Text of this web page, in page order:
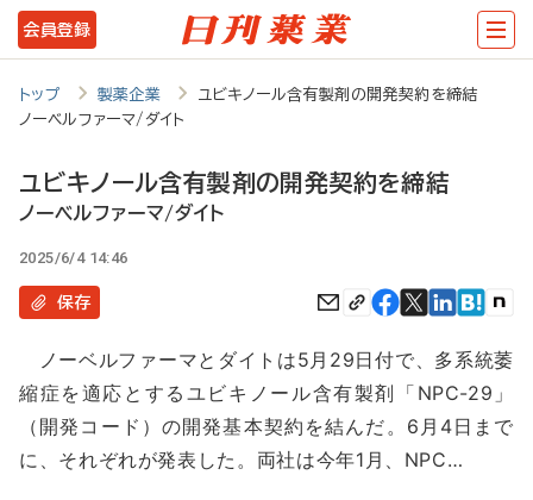
メ
イ
ツ
に
動
会員登録
トップ 製薬企業
ユビキノール含有製剤の開発契約を締結
ノーベルファーマ/ダイト
ユビキノール含有製剤の開発契約を締結
ノーベルファーマ/ダイト
2025/6/4 14:46
保存
ノーベルファーマとダイトは5月29日付で、多系統萎
縮症を適応とするユビキノール含有製剤「NPC-29」
（開発コード）の開発基本契約を結んだ。6月4日まで
に、それぞれが発表した。両社は今年1月、NPC…